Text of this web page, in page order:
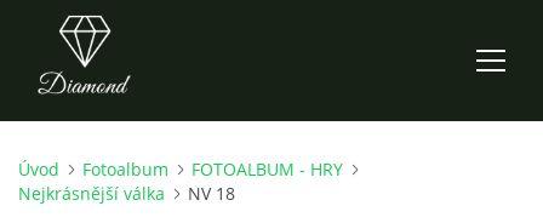
ÚVOD
Úvod Fotoalbum
FOTOALBUM - HRY
Nejkrásnější válka
NV 18